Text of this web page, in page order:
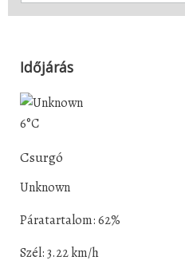
Időjárás
6°C
Csurgó
Unknown
Páratartalom: 62%
Szél: 3.22 km/h